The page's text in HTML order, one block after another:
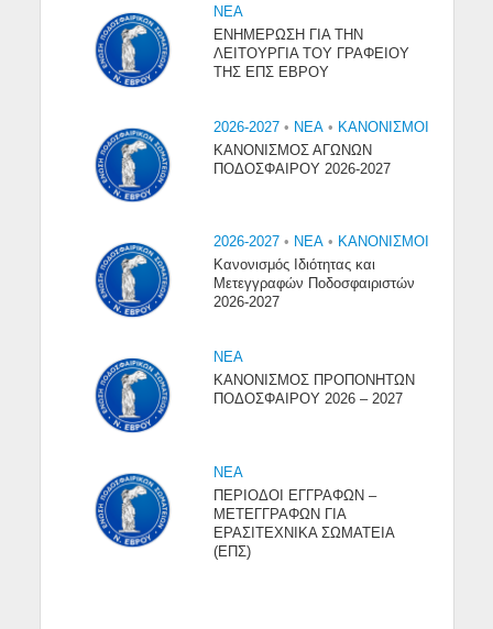
NEA
ΕΝΗΜΕΡΩΣΗ ΓΙΑ ΤΗΝ
ΛΕΙΤΟΥΡΓΙΑ ΤΟΥ ΓΡΑΦΕΙΟΥ
ΤΗΣ ΕΠΣ ΕΒΡΟΥ
2026-2027 • NEA • ΚΑΝΟΝΙΣΜΟΙ
ΚΑΝΟΝΙΣΜΟΣ ΑΓΩΝΩΝ
ΠΟΔΟΣΦΑΙΡΟΥ 2026-2027
2026-2027 • NEA • ΚΑΝΟΝΙΣΜΟΙ
Κανονισμός Ιδιότητας και
Μετεγγραφών Ποδοσφαιριστών
2026-2027
NEA
ΚΑΝΟΝΙΣΜΟΣ ΠΡΟΠΟΝΗΤΩΝ
ΠΟΔΟΣΦΑΙΡΟΥ 2026 – 2027
NEA
ΠΕΡΙΟΔΟΙ ΕΓΓΡΑΦΩΝ –
ΜΕΤΕΓΓΡΑΦΩΝ ΓΙΑ
ΕΡΑΣΙΤΕΧΝΙΚΑ ΣΩΜΑΤΕΙΑ
(ΕΠΣ)